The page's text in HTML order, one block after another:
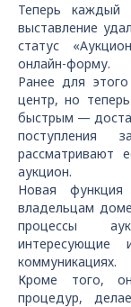
Теперь
выставление
статус
онлайн-форму.
Ранее для
центр, но
быстрым —
поступления
рассматривают
аукцион.
Новая
владельцам
процессы
коммуникациях.
Кроме того,
процедур,